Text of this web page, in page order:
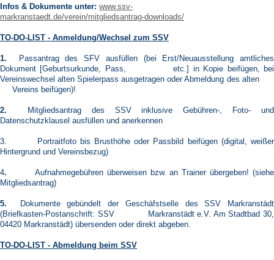
Infos & Dokumente unter: www.ssv-
markranstaedt.de/verein/mitgliedsantrag-downloads/
TO-DO-LIST - Anmeldung/Wechsel zum SSV
1. Passantrag des SFV ausfüllen (bei Erst/Neuausstellung amtliches
Dokument [Geburtsurkunde, Pass, etc.] in Kopie beifügen, bei
Vereinswechsel alten Spielerpass ausgetragen oder Abmeldung des alten
Vereins beifügen)!
2. Mitgliedsantrag des SSV inklusive Gebühren-, Foto- und
Datenschutzklausel ausfüllen und anerkennen
3. Portraitfoto bis Brusthöhe oder Passbild beifügen (digital, weißer
Hintergrund und Vereinsbezug)
4. Aufnahmegebühren überweisen bzw. an Trainer übergeben! (siehe
Mitgliedsantrag)
5. Dokumente gebündelt der Geschäfstselle des SSV Markranstädt
(Briefkasten-Postanschrift: SSV Markranstädt e.V. Am Stadtbad 30,
04420 Markranstädt) übersenden oder direkt abgeben.
TO-DO-LIST - Abmeldung beim SSV